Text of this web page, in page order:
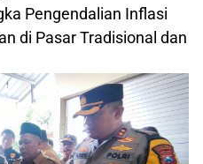
Pengendalian Inflasi
di Pasar Tradisional dan